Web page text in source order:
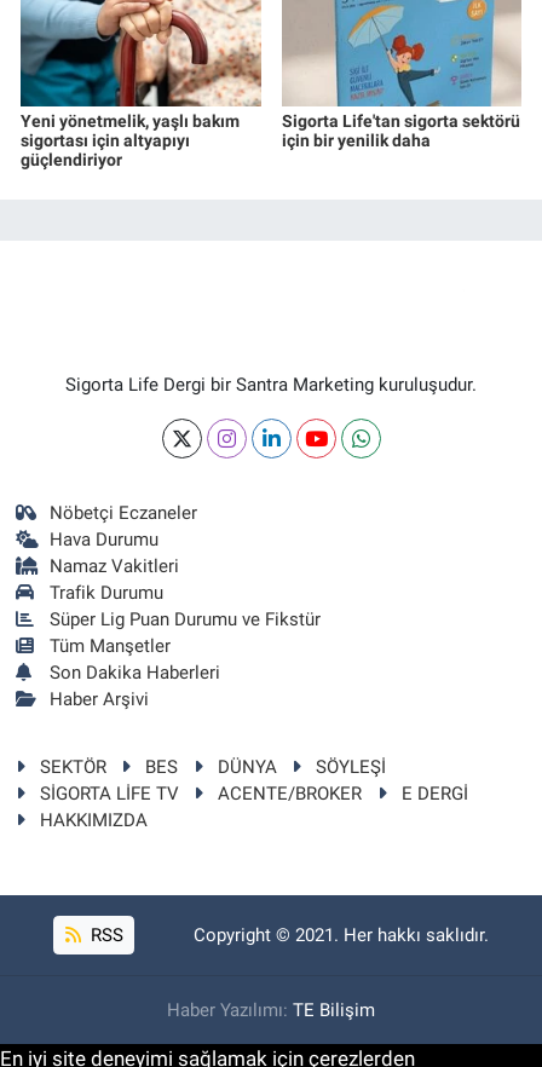
Yeni yönetmelik, yaşlı bakım
sigortası için altyapıyı
güçlendiriyor
Sigorta Life'tan sigorta sektörü
için bir yenilik daha
Sigorta Life Dergi bir Santra Marketing kuruluşudur.
Nöbetçi Eczaneler
Hava Durumu
Namaz Vakitleri
Trafik Durumu
Süper Lig Puan Durumu ve Fikstür
Tüm Manşetler
Son Dakika Haberleri
Haber Arşivi
SEKTÖR BES DÜNYA
SÖYLEŞİ
SİGORTA LİFE TV
ACENTE/BROKER
E DERGİ
HAKKIMIZDA
RSS Copyright © 2021. Her hakkı saklıdır.
Haber Yazılımı: TE Bilişim
En iyi site deneyimi sağlamak için çerezlerden